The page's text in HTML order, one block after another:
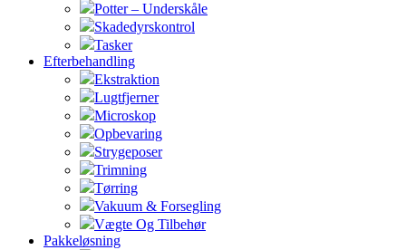
Potter – Underskåle
Skadedyrskontrol
Tasker
Efterbehandling
Ekstraktion
Lugtfjerner
Microskop
Opbevaring
Strygeposer
Trimning
Tørring
Vakuum & Forsegling
Vægte Og Tilbehør
Pakkeløsning